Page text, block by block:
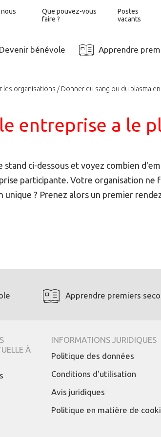
Que pouvez-vous
faire ?
Postes
vacants
Devenir bénévole Apprendre
les organisations Donner du sang ou du plasma
entreprise a le
stand ci-dessous et voyez combien
participante. Votre organisation ne
unique ? Prenez alors un premier
Apprendre premiers
À
INFORMATIONS JURIDIQUES
Politique des données
Conditions d'utilisation
Avis juridiques
Politique en matière de